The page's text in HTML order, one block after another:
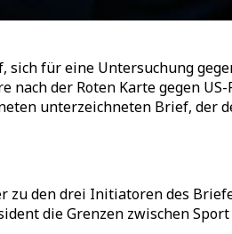
für eine Untersuchung
der Roten Karte gegen
unterzeichneten Brief, der
zu den drei Initiatoren des
die Grenzen zwischen